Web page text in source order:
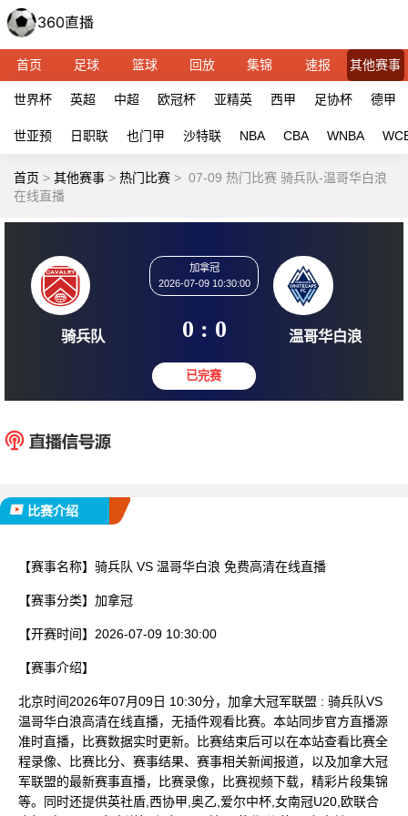
首页 足球 篮球 回放 集锦 速报 其他赛事
世界杯 英超 中超 欧冠杯 亚精英 西甲 足协杯 德甲
世亚预 日职联 也门甲 沙特联 NBA CBA WNBA
首页 > 其他赛事 > 热门比赛 > 07-09 热门比赛 骑兵队-温哥华白浪
在线直播
2026-07-09 10:30:00
0 : 0
比赛介绍
【赛事名称】 骑兵队 VS 温哥华白浪 免费高清在线直播
【赛事分类】 加拿冠
【开赛时间】 2026-07-09 10:30:00
【赛事介绍】
北京时间2026年07月09日 10:30分，加拿大冠军联盟 : 骑兵队VS
温哥华白浪高清在线直播，无插件观看比赛。本站同步官方直播源
准时直播，比赛数据实时更新。比赛结束后可以在本站查看比赛全
程录像、比赛比分、赛事结果、赛事相关新闻报道，以及加拿大冠
军联盟的最新赛事直播，比赛录像，比赛视频下载，精彩片段集锦
等。同时还提供英社盾,西协甲,奥乙,爱尔中杯,女南冠U20,欧联合